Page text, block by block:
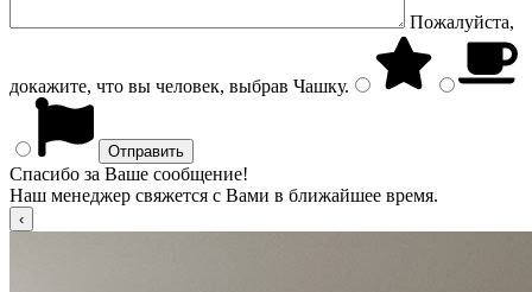
Пожалуйста,
докажите, что вы человек, выбрав Чашку.
Спасибо за Ваше сообщение!
Наш менеджер свяжется с Вами в ближайшее время.